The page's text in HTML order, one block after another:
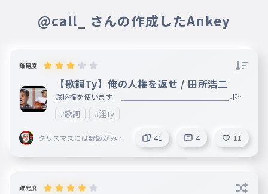
関連付ける
ラタトゥイユ
打ちづらくねこれ
あめぇ↑!りかんどっく
@σ＠☕💊
2025年03月06日
規約違反が確認されたため、このユーザーのコメントは非表示
HFKRU/ふくるー @ζy
per
退会しないなら何でもいいや((殴
HFKRU/ふくるー @ζy
@call_ さんの作成したAnkey
難易度
【歌詞Ty】俺の人権を返せ / 田所浩二
黙秘権を使います。 ＿＿＿＿＿＿＿＿＿＿＿＿＿＿＿ ボー
カル:田所浩二 ギター:田所浩二 ベース:田所浩二 ドラム:田所
浩二
#歌詞 #淫Ty
クリスマスには野獣がみん
41 4 11
難易度